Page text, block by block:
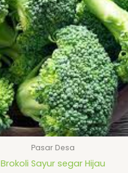
Pasar Desa
Brokoli Sayur segar Hijau